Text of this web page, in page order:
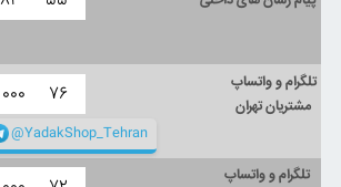
تلگرام و واتساپ
مشتریان تهران
۰۰۰ ۷۶
@YadakShop_Tehran
تلگرام و واتساپ